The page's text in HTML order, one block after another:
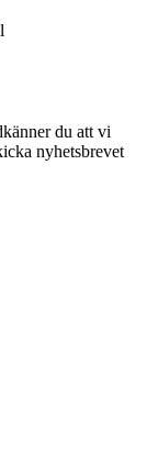
du att vi
nyhetsbrevet